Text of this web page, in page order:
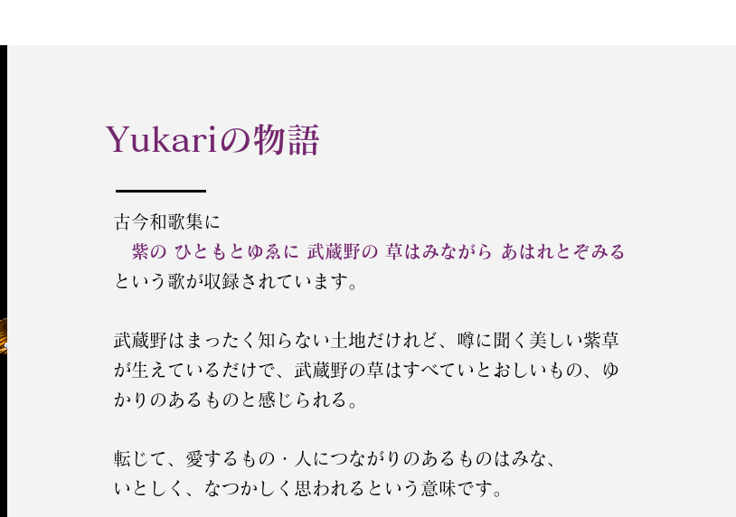
​Yukariの物語
古今和歌集に
紫の ひともとゆゑに 武蔵野の 草はみながら あはれとぞみる
という歌が収録されています。
武蔵野はまったく知らない土地だけれど、噂に聞く美しい紫草
が生えているだけで、武蔵野の草はすべていとおしいもの、ゆ
かりのあるものと感じられる。
転じて、愛するもの・人につながりのあるものはみな、
いとしく、なつかしく思われるという意味です。